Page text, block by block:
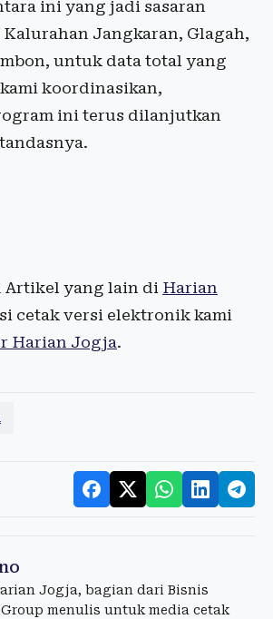
ini yang jadi sasaran
Jangkaran, Glagah,
untuk data total yang
koordinasikan,
ini terus dilanjutkan
Artikel yang lain di Harian
cetak versi elektronik kami
Harian Jogja.
Jogja, bagian dari Bisnis
menulis untuk media cetak